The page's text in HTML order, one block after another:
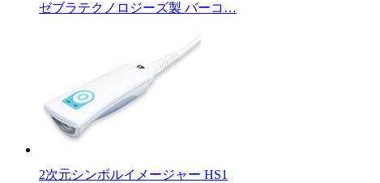
ゼブラテクノロジーズ製 バーコ…
2次元シンボルイメージャー HS1